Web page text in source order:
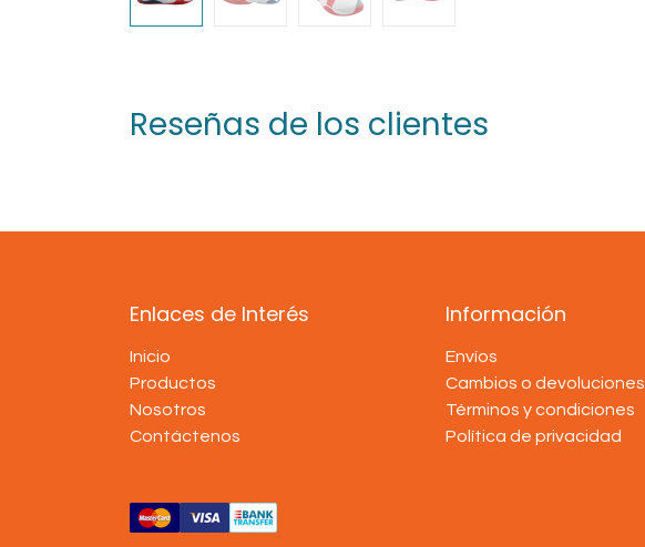
Reseñas de los clientes
Enlaces de Interés
Inicio
Productos
Nosotros
Contáctenos
Información
Envíos
Cambios o devoluciones
Términos y condiciones
Política de privacidad